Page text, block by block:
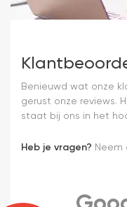
Benieuwd wat onze
gerust onze reviews.
staat bij ons in het
Heb je vragen? Neem